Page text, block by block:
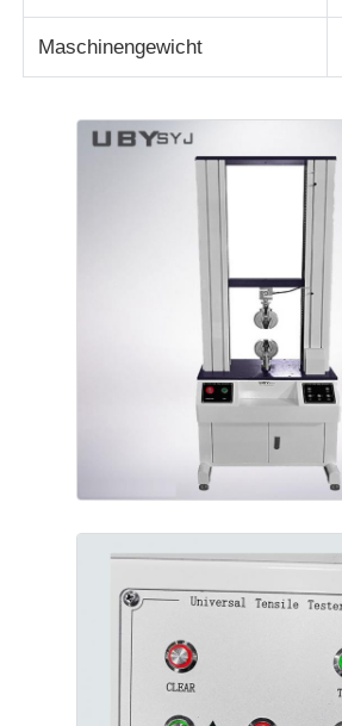
Maschinengewicht